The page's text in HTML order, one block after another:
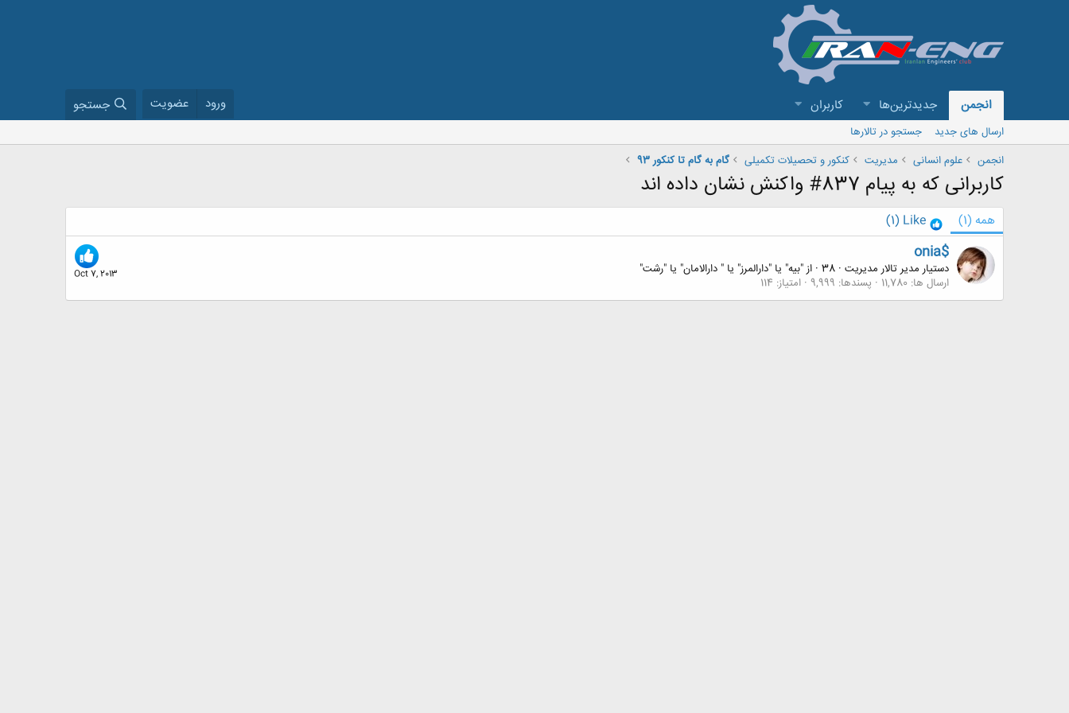
انجمن جدیدترین‌ها کاربران ورود عضویت جستجو
ارسال های جدید
جستجو در تالارها
انجمن
علوم انسانی مدیریت کنکور و تحصیلات تکمیلی گام به گام تا کنکور 93
کاربرانی که به پیام 837# واکنش نشان داده اند
همه (1)
Like
(1)
Oct 7, 2013
onia$
دستیار مدیر تالار مدیریت ·
· از"بیه" یا "دارالمرز" یا " دارالامان" یا "رشت"
ارسال ها 11,780 پسندها 9,999 امتیاز 114